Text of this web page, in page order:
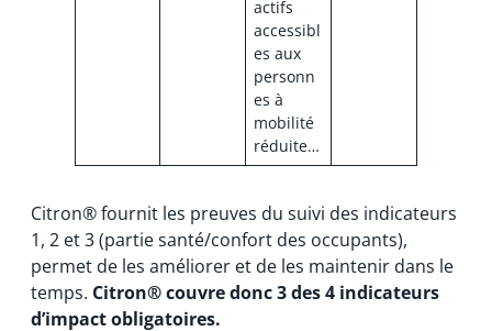
actifs
accessibl
es aux
personn
es à
mobilité
réduite…
Citron® fournit les preuves du suivi des indicateurs
1, 2 et 3 (partie santé/confort des occupants),
permet de les améliorer et de les maintenir dans le
temps. Citron®couvre donc 3 des 4 indicateurs
d’impact obligatoires.